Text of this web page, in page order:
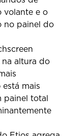
volante e o
no painel do
altura do
mais
painel total